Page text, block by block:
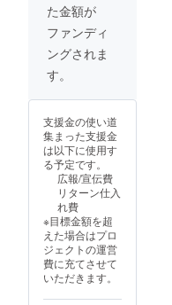
「noie
」の製
造はク
ラウド
グ終了
りま
す。 ・
「noie
」をお
届けす
る保育
設はこ
ちらで
決めて
お届け
いたし
ます。
して、
保育園
や施設
にお届
す。 ※
に、お
届けす
る際に
記載す
るお名
前（会
ど）を
記載し
てくだ
さい。
＜注意
＞ ・
た金額が
ファンディ
ングされま
す。
支援金の使い道
集まった支援金
は以下に使用す
る予定です。
広報/宣伝費
リターン仕入
れ費
※目標金額を超
えた場合はプロ
ジェクトの運営
費に充てさせて
いただきます。